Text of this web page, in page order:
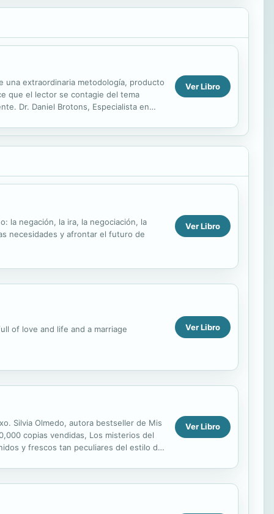
una extraordinaria metodología, producto
que el lector se contagie del tema
Dr. Daniel Brotons, Especialista en
Ver Libro
la negación, la ira, la negociación, la
necesidades y afrontar el futuro de
Ver Libro
of love and life and a marriage Ver Libro
Silvia Olmedo, autora bestseller de Mis
copias vendidas, Los misterios del
y frescos tan peculiares del estilo de
Ver Libro